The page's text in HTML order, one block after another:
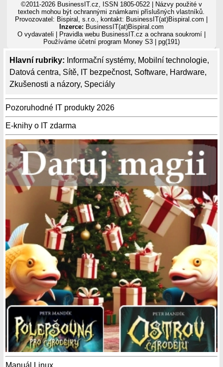
Hlavní rubriky: Informační systémy, Mobilní technologie,
Datová centra, Sítě, IT bezpečnost, Software, Hardware,
Zkušenosti a názory, Speciály
Pozoruhodné IT produkty 2026
E-knihy o IT zdarma
Manuál Linux
©2011-2026 BusinessIT.cz, ISSN 1805-0522 | Názvy použité v
textech mohou být ochrannými známkami příslušných vlastníků.
Provozovatel: Bispiral, s.r.o., kontakt: BusinessIT(at)Bispiral.com |
Inzerce: BusinessIT(at)Bispiral.com
O vydavateli
Pravidla webu BusinessIT.cz a ochrana soukromí|
Používáme účetní program Money S3| pg(191)